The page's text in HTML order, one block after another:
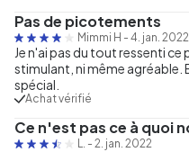
Pas de picotements
Mimmi H - 4. jan. 2022
Je n'ai pas du tout ressenti
stimulant, ni même agréable.
spécial.
Achat vérifié
Ce n'est pas ce à quoi
- 2. jan. 2022